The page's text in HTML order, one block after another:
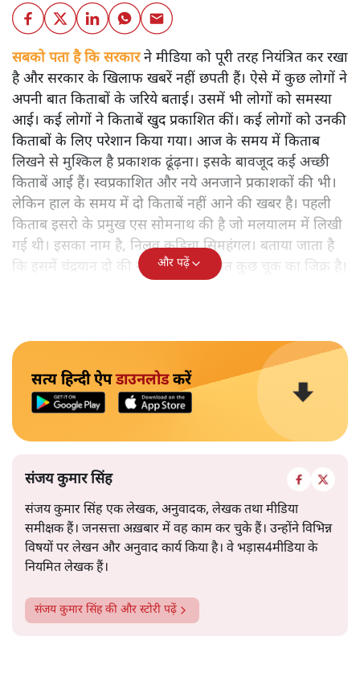
सबको पता है कि सरकारने मीडिया को पूरी तरह नियंत्रित कर रखा
है और सरकार के खिलाफ खबरें नहीं छपती हैं। ऐसे में कुछ लोगों ने
अपनी बात किताबों के जरिये बताई। उसमें भी लोगों को समस्या
आई। कई लोगों ने किताबें खुद प्रकाशित कीं। कई लोगों को उनकी
किताबों के लिए परेशान किया गया। आज के समय में किताब
लिखने से मुश्किल है प्रकाशक ढूंढ़ना। इसके बावजूद कई अच्छी
किताबें आई हैं। स्वप्रकाशित और नये अनजाने प्रकाशकों की भी।
लेकिन हाल के समय में दो किताबें नहीं आने की खबर है। पहली
किताब इसरो के प्रमुख एस सोमनाथ की है जो मलयालम में लिखी
गई थी। इसका नाम है, निलवु कुडिचा सिमहंगल। बताया जाता है
कि इसमें चंद्रयान दो की नाकामी से संबंधित कुछ चूक का जिक्र है।
और पढ़ें
सत्य हिन्दी ऐपडाउनलोडकरें
संजय कुमार सिंह
संजय कुमार सिंह एक लेखक, अनुवादक, लेखक तथा मीडिया
समीक्षक हैं। जनसत्ता अख़बार में वह काम कर चुके हैं। उन्होंने विभिन्न
विषयों पर लेखन और अनुवाद कार्य किया है। वे भड़ास4मीडिया के
नियमित लेखक हैं।
संजय कुमार सिंहकी और स्टोरी पढ़ें